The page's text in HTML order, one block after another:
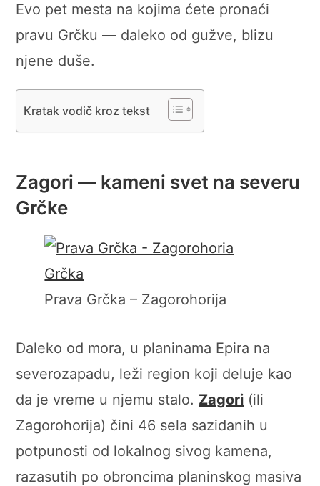
Evo pet mesta na kojima ćete pronaći
pravu Grčku — daleko od gužve, blizu
njene duše.
Kratak vodič kroz tekst
Zagori — kameni svet na severu
Grčke
Prava Grčka – Zagorohorija
Daleko od mora, u planinama Epira na
severozapadu, leži region koji deluje kao
da je vreme u njemu stalo. Zagori (ili
Zagorohorija) čini 46 sela sazidanih u
potpunosti od lokalnog sivog kamena,
razasutih po obroncima planinskog masiva